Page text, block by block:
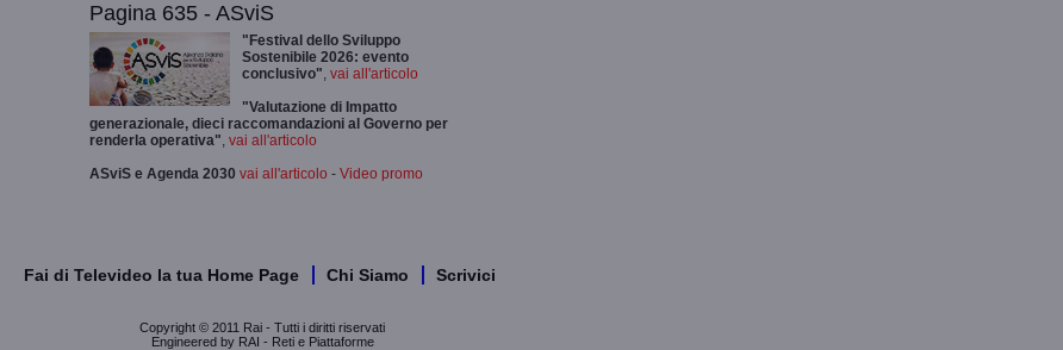
Pagina 635 - ASviS
"Festival dello Sviluppo
Sostenibile 2026: evento
conclusivo", vai all'articolo
"Valutazione di Impatto
generazionale, dieci raccomandazioni al Governo per
renderla operativa", vai all'articolo
ASviS e Agenda 2030 vai all'articolo - Video promo
Fai di Televideo la tua Home Page Chi Siamo Scrivici
Copyright © 2011 Rai - Tutti i diritti riservati
Engineered by RAI - Reti e Piattaforme